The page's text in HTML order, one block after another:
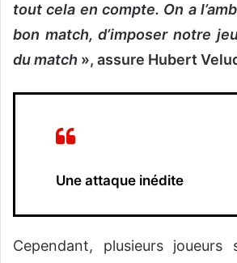
tout cela en compte. On a
bon match, d’imposer notre
du match », assure Hubert
Une attaque inédite
Cependant, plusieurs joueurs